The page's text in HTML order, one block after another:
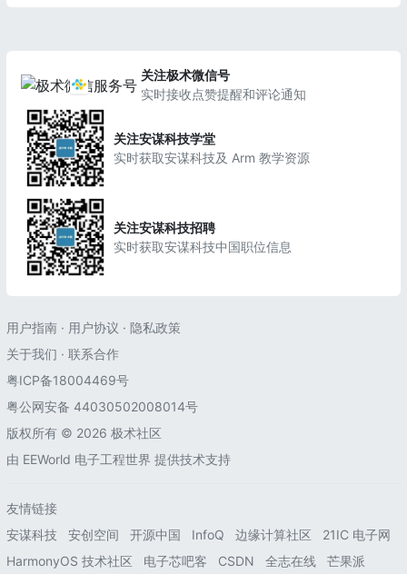
关注极术微信号
实时接收点赞提醒和评论通知
关注安谋科技学堂
实时获取安谋科技及 Arm 教学资源
关注安谋科技招聘
实时获取安谋科技中国职位信息
用户指南 · 用户协议 · 隐私政策
关于我们 · 联系合作
粤ICP备18004469号
粤公网安备 44030502008014号
版权所有 © 2026 极术社区
由 EEWorld 电子工程世界 提供技术支持
友情链接
安谋科技
安创空间 开源中国 InfoQ 边缘计算社区
21IC 电子网
HarmonyOS 技术社区
电子芯吧客 CSDN 全志在线 芒果派